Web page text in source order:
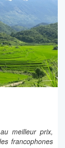
meilleur prix,
francophones